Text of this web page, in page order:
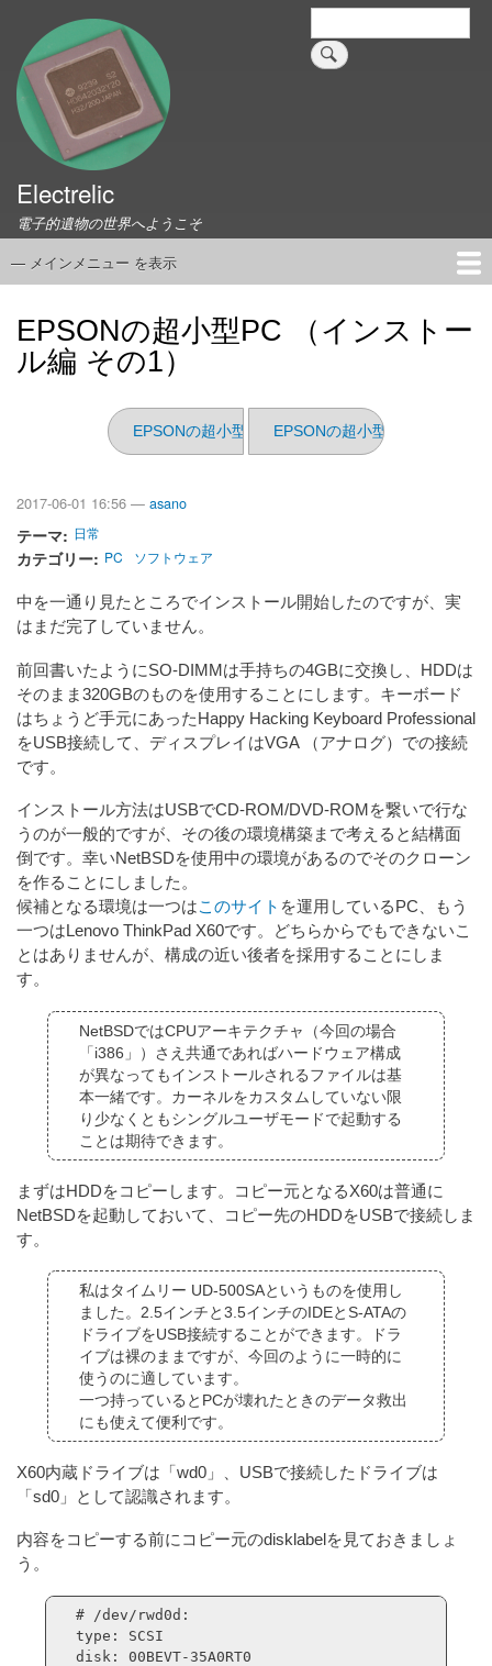
検
索
Electrelic
電子的遺物の世界へようこそ
メ
— メインメニュー を表示
EPSONの超小型PC （インストー
ル編 その1）
EPSONの超小型PC （インストール編 その2）
EPSONの超小型PC （分解編）
2017-06-01 16:56 — asano
テーマ 日常
カテゴリー PC ソフトウェア
中を一通り見たところでインストール開始したのですが、実
はまだ完了していません。
前回書いたようにSO-DIMMは手持ちの4GBに交換し、HDDは
そのまま320GBのものを使用することにします。キーボード
はちょうど手元にあったHappy Hacking Keyboard Professional
をUSB接続して、ディスプレイはVGA （アナログ）での接続
です。
インストール方法はUSBでCD-ROM/DVD-ROMを繋いで行な
うのが一般的ですが、その後の環境構築まで考えると結構面
倒です。幸いNetBSDを使用中の環境があるのでそのクローン
を作ることにしました。
候補となる環境は一つはこのサイト を運用しているPC、もう
一つはLenovo ThinkPad X60です。どちらからでもできないこ
とはありませんが、構成の近い後者を採用することにしま
す。
NetBSDではCPUアーキテクチャ（今回の場合
「i386」）さえ共通であればハードウェア構成
が異なってもインストールされるファイルは基
本一緒です。カーネルをカスタムしていない限
り少なくともシングルユーザモードで起動する
ことは期待できます。
まずはHDDをコピーします。コピー元となるX60は普通に
NetBSDを起動しておいて、コピー先のHDDをUSBで接続しま
す。
私はタイムリー UD-500SAというものを使用し
ました。2.5インチと3.5インチのIDEとS-ATAの
ドライブをUSB接続することができます。ドラ
イブは裸のままですが、今回のように一時的に
使うのに適しています。
一つ持っているとPCが壊れたときのデータ救出
にも使えて便利です。
X60内蔵ドライブは「wd0」、USBで接続したドライブは
「sd0」として認識されます。
内容をコピーする前にコピー元のdisklabelを見ておきましょ
う。
# /dev/rwd0d:
type: SCSI
disk: 00BEVT-35A0RT0